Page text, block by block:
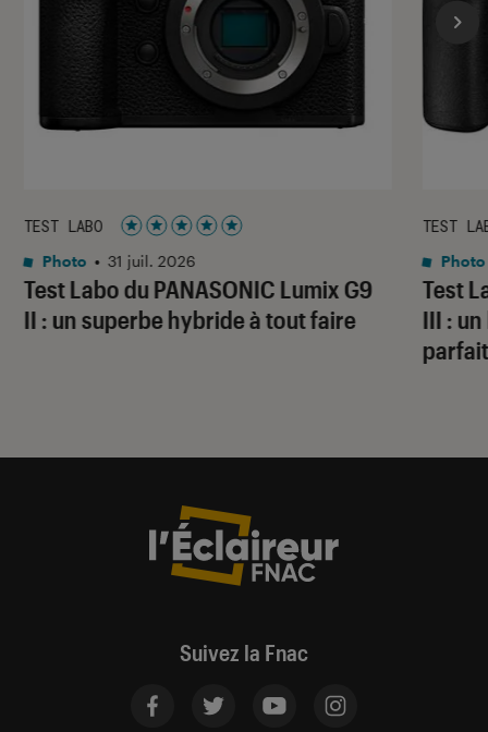
Test Labo du PANASONIC Lumix G9
II : un superbe hybride à tout faire
TEST LABO
Noté 5 étoiles sur 5
Photo • 31 juil. 2026
Test
III :
TEST
Photo
Suivez la Fnac